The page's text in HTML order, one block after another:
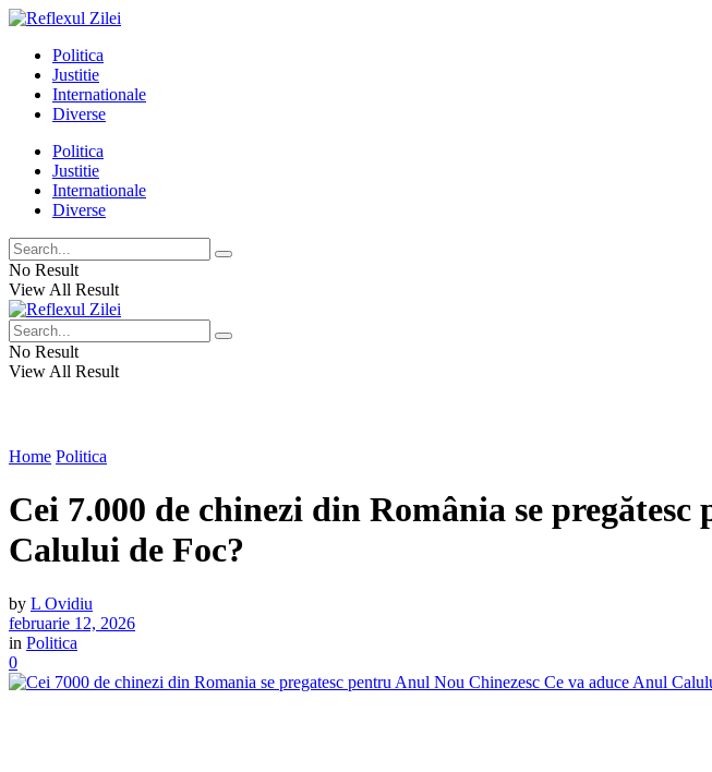
Politica
Justitie
Internationale
Diverse
Politica
Justitie
Internationale
Diverse
No Result
View All Result
No Result
View All Result
Home Politica
Cei 7.000 de chinezi din România se
Calului de Foc?
by L Ovidiu
februarie 12, 2026
in Politica
0